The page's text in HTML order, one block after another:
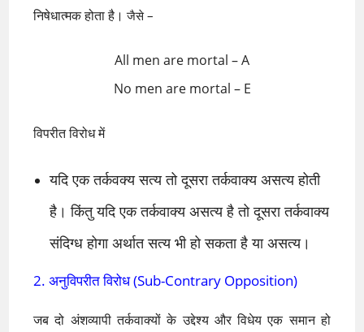
निषेधात्मक होता है।जैसे –
All men are mortal – A
No men are mortal – E
विपरीत विरोध में
यदि एक तर्कवक्य सत्य तो दूसरा तर्कवाक्य असत्य होती
है। किंतु यदि एक तर्कवाक्य असत्य है तो दूसरा तर्कवाक्य
संदिग्ध होगा अर्थात सत्य भी हो सकता है या असत्य।
2. अनुविपरीत विरोध (Sub-Contrary Opposition)
जब दो अंशव्यापी तर्कवाक्यों के उद्देश्य और विधेय एक समान हो